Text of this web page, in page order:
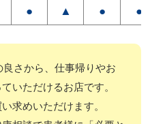
● ▲ ● ●
さから、仕事帰りやお
いただけるお店です。
求めいただけます。